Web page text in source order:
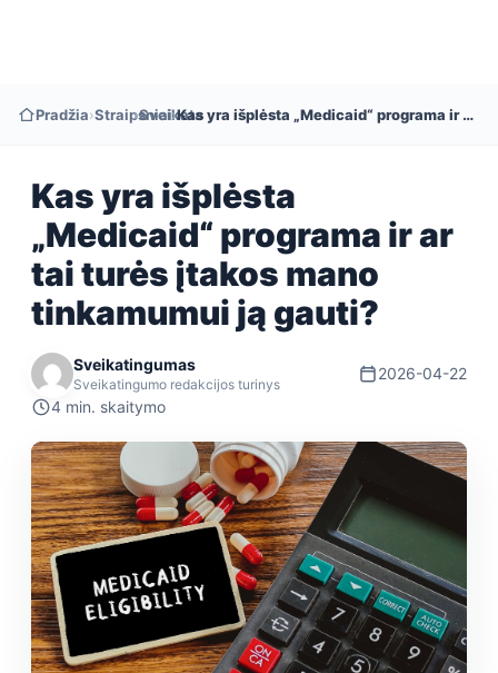
Pradžia›Straipsniai
›Sveikata
› Kas yra išplėsta „Medicaid“ programa ir ar tai turės įtakos mano tinkamumui ją gauti?
Kas yra išplėsta
„Medicaid“ programa ir ar
tai turės įtakos mano
tinkamumui ją gauti?
Sveikatingumas
Sveikatingumo redakcijos turinys
2026-04-22
4 min. skaitymo